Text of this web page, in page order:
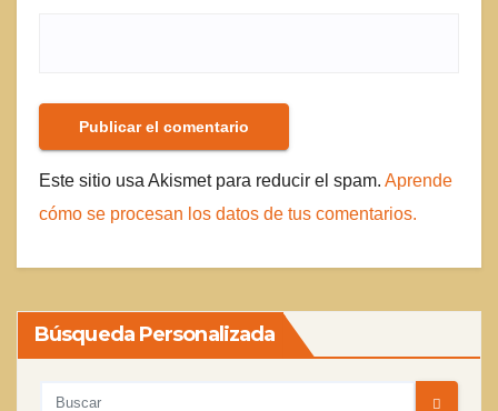
Este sitio usa Akismet para reducir el spam. Aprende
cómo se procesan los datos de tus comentarios.
Búsqueda Personalizada